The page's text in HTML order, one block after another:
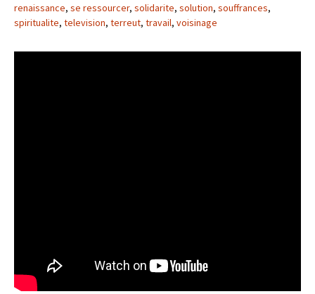
renaissance, se ressourcer, solidarite, solution, souffrances,
spiritualite, television, terreut, travail, voisinage